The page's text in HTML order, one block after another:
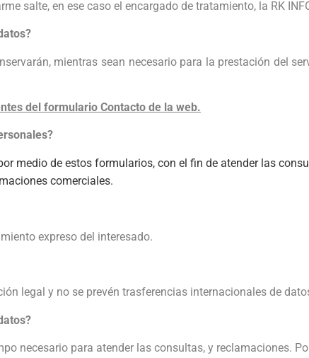
salte, en ese caso el encargado de tratamiento, la RK
mientras sean necesario para la prestación del
del formulario Contacto de la web.
medio de estos formularios, con el fin de atender las
comerciales.
expreso del interesado.
legal y no se prevén trasferencias internacionales de
necesario para atender las consultas, y reclamaciones.